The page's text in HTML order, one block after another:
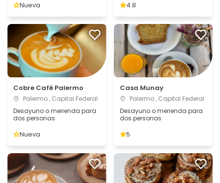
Nueva 4.8
Cobre Café Palermo
Palermo , Capital Federal
Desayuno o merienda para
dos personas
Nueva
Casa Munay
Palermo , Capital Federal
Desayuno o merienda para
dos personas
5